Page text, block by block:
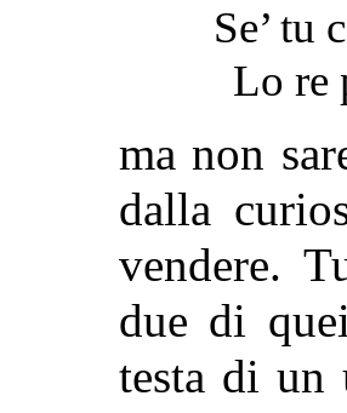
Se’ tu
Lo re
ma non
dalla
vendere.
due di
testa di un